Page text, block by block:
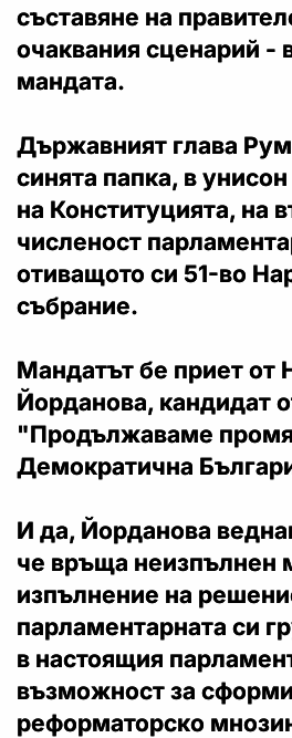
съставяне на
очаквания сценарий -
мандата.
Държавният глава
синята папка, в
на Конституцията, на
численост
отиващото си 51-во
събрание.
Мандатът бе приет от
Йорданова, кандидат
"Продължаваме
Демократична
И да, Йорданова
че връща неизпълнен
изпълнение на
парламентарната си
в настоящия
възможност за
реформаторско